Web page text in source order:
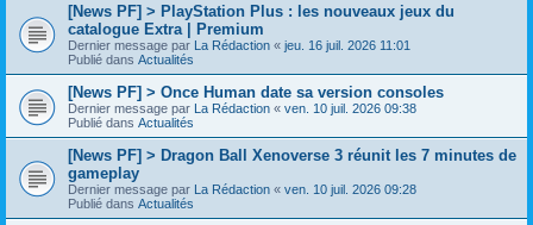
[News PF] > PlayStation Plus : les nouveaux jeux du
catalogue Extra | Premium
Dernier message par La Rédaction « jeu. 16 juil. 2026 11:01
Publié dans Actualités
[News PF] > Once Human date sa version consoles
Dernier message par La Rédaction « ven. 10 juil. 2026 09:38
Publié dans Actualités
[News PF] > Dragon Ball Xenoverse 3 réunit les 7 minutes de
gameplay
Dernier message par La Rédaction « ven. 10 juil. 2026 09:28
Publié dans Actualités